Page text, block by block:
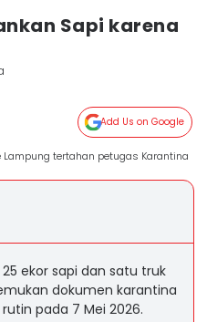
Sapi karena
Add Us on Google
tertahan petugas Karantina
ekor sapi dan satu truk
dokumen karantina
pada 7 Mei 2026.